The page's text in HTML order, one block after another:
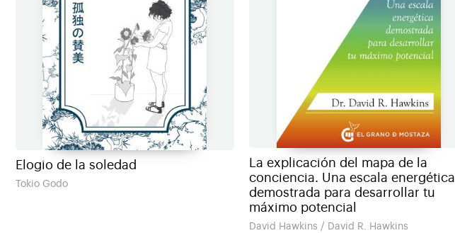
Elogio de la soledad
Tokio Godo
La explicación del mapa de la
conciencia. Una escala energética
demostrada para desarrollar tu
máximo potencial
David Hawkins / David R. Hawkins